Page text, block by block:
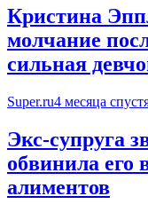
Кристина
молчание
сильная
Super.ru4 месяца
Экс-супруга
обвинила его
алиментов